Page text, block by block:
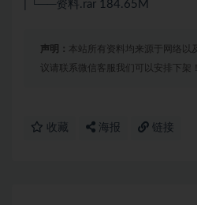
| └──资料.rar 184.65M
声明： 本站所有资料均来源于网络以
议请联系微信客服我们可以安排下架！
收藏 海报 链接